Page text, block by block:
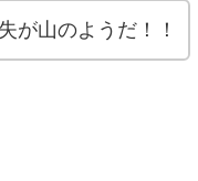
山のようだ！！